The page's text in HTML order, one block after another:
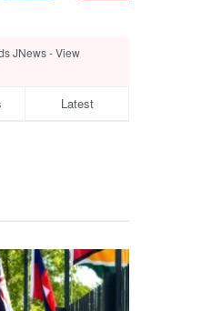
JNews - View
Latest